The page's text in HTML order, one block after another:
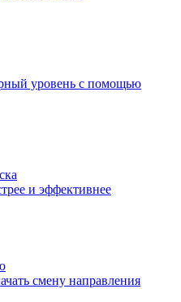
уровень с помощью
и эффективнее
смену направления